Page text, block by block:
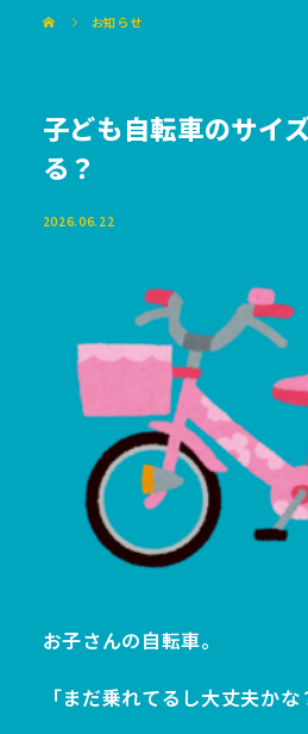
お知らせ
子ども自転車のサイ
る？
2026.06.22
お子さんの自転車。
「まだ乗れてるし大丈夫かな